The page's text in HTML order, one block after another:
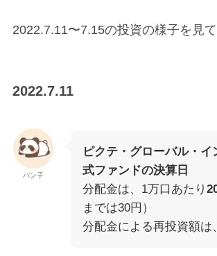
2022.7.11〜7.15の投資の様子を見
2022.7.11
パン子
ピクテ・グローバル・イ
式ファンドの決算日
分配金は、1万口あたり
までは30円）
分配金による再投資額は、